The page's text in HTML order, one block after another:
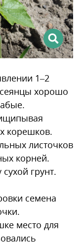
1–2
хорошо
корешков.
листочков
корней.
грунт.
семена
место для